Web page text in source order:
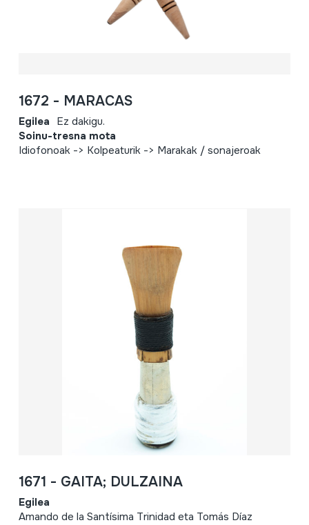
1672 - MARACAS
Egilea Ez dakigu.
Soinu-tresna mota
Idiofonoak -> Kolpeaturik -> Marakak / sonajeroak
1671 - GAITA; DULZAINA
Egilea
Amando de la Santísima Trinidad eta Tomás Díaz